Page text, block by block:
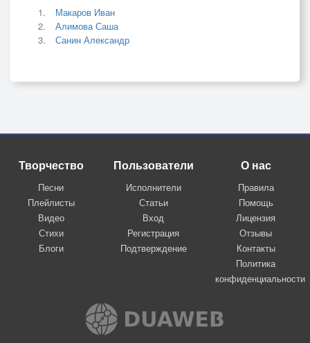
Макаров Иван
Алимова Саша
Санин Александр
Творчество
Песни
Плейлисты
Видео
Стихи
Блоги
Пользователи
Исполнители
Статьи
Вход
Регистрация
Подтверждение
О нас
Правила
Помощь
Лицензия
Отзывы
Контакты
Политика
конфиденциальности